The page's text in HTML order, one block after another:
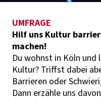
UMFRAGE
Hilf uns Kultur
machen!
Du wohnst in Köln und
Kultur? Triffst dabei
Barrieren oder
Dann erzähle uns